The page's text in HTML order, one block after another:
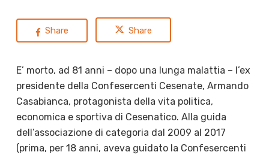
Share Share
E’ morto, ad 81 anni – dopo una lunga malattia – l’ex
presidente della Confesercenti Cesenate, Armando
Casabianca, protagonista della vita politica,
economica e sportiva di Cesenatico. Alla guida
dell’associazione di categoria dal 2009 al 2017
(prima, per 18 anni, aveva guidato la Confesercenti